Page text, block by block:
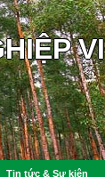
Tin tức & Sự kiện